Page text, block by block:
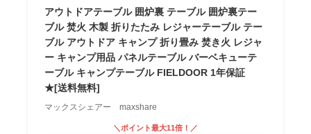
アウトドアテーブル 囲炉裏 テーブル 囲炉裏テー
ブル 焚火 木製 折りたたみ レジャーテーブル テー
ブル アウトドア キャンプ 折り畳み 焚き火 レジャ
ー キャンプ用品 パネルテーブル バーベキューテ
ーブル キャンプテーブル FIELDOOR 1年保証
★[送料無料]
マックスシェアー maxshare
＼ポイント最大11倍！／